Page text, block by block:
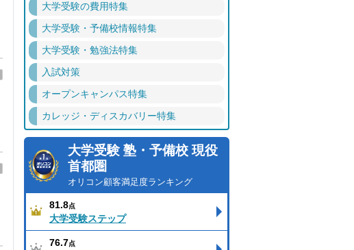
大学受験の費用特集
大学受験・予備校情報特集
大学受験・勉強法特集
入試対策
オープンキャンパス特集
カレッジ・ディスカバリー特集
大学受験 塾・予備校 現役
首都圏
オリコン顧客満足度ランキング
81.8点
大学受験ステップ
76.7点